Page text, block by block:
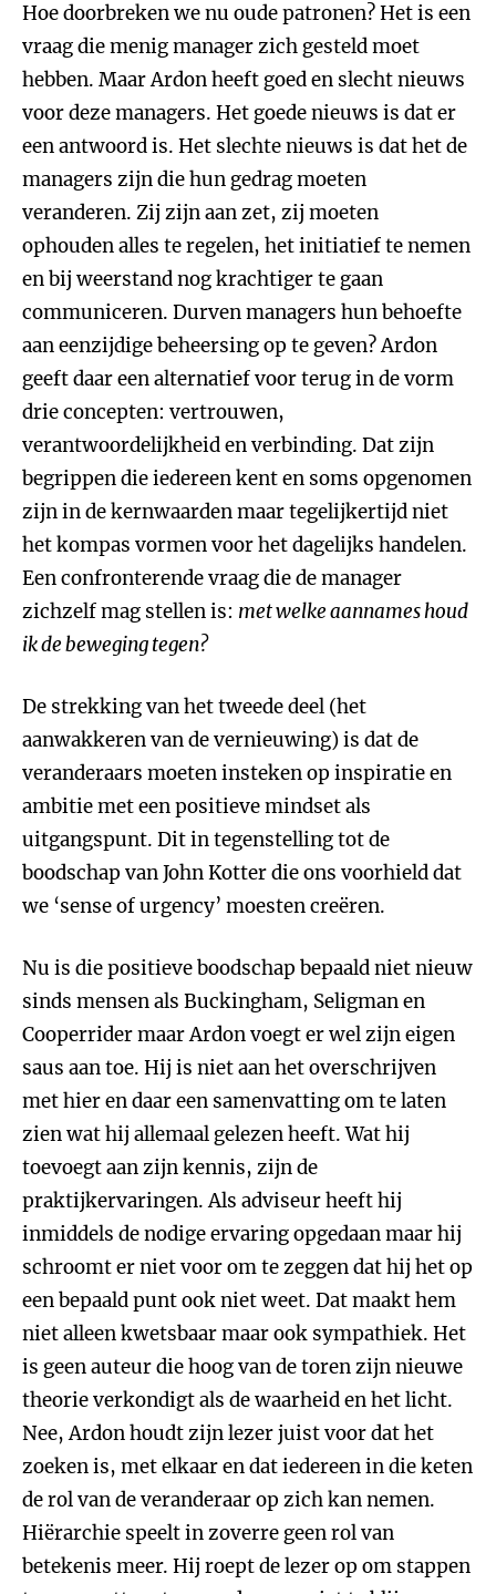
Hoe doorbreken we nu oude patronen? Het is een
vraag die menig manager zich gesteld moet
hebben. Maar Ardon heeft goed en slecht nieuws
voor deze managers. Het goede nieuws is dat er
een antwoord is. Het slechte nieuws is dat het de
managers zijn die hun gedrag moeten
veranderen. Zij zijn aan zet, zij moeten
ophouden alles te regelen, het initiatief te nemen
en bij weerstand nog krachtiger te gaan
communiceren. Durven managers hun behoefte
aan eenzijdige beheersing op te geven? Ardon
geeft daar een alternatief voor terug in de vorm
drie concepten: vertrouwen,
verantwoordelijkheid en verbinding. Dat zijn
begrippen die iedereen kent en soms opgenomen
zijn in de kernwaarden maar tegelijkertijd niet
het kompas vormen voor het dagelijks handelen.
Een confronterende vraag die de manager
zichzelf mag stellen is: met welke aannames houd
ik de beweging tegen?
De strekking van het tweede deel (het
aanwakkeren van de vernieuwing) is dat de
veranderaars moeten insteken op inspiratie en
ambitie met een positieve mindset als
uitgangspunt. Dit in tegenstelling tot de
boodschap van John Kotter die ons voorhield dat
we ‘sense of urgency’ moesten creëren.
Nu is die positieve boodschap bepaald niet nieuw
sinds mensen als Buckingham, Seligman en
Cooperrider maar Ardon voegt er wel zijn eigen
saus aan toe. Hij is niet aan het overschrijven
met hier en daar een samenvatting om te laten
zien wat hij allemaal gelezen heeft. Wat hij
toevoegt aan zijn kennis, zijn de
praktijkervaringen. Als adviseur heeft hij
inmiddels de nodige ervaring opgedaan maar hij
schroomt er niet voor om te zeggen dat hij het op
een bepaald punt ook niet weet. Dat maakt hem
niet alleen kwetsbaar maar ook sympathiek. Het
is geen auteur die hoog van de toren zijn nieuwe
theorie verkondigt als de waarheid en het licht.
Nee, Ardon houdt zijn lezer juist voor dat het
zoeken is, met elkaar en dat iedereen in die keten
de rol van de veranderaar op zich kan nemen.
Hiërarchie speelt in zoverre geen rol van
betekenis meer. Hij roept de lezer op om stappen